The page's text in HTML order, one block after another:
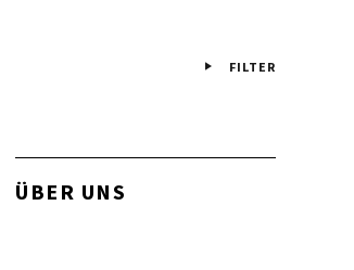
FILTER
ÜBER UNS